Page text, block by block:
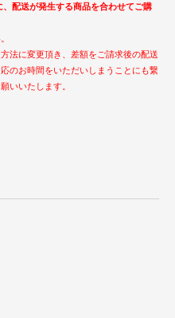
配送が発生する商品を合わせてご購
法に変更頂き、差額をご請求後の配送
のお時間をいただいしまうことにも繋
いいたします。